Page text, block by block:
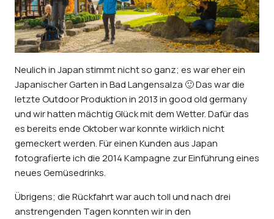
Neulich in Japan stimmt nicht so ganz; es war eher ein
Japanischer Garten in Bad Langensalza 🙂 Das war die
letzte Outdoor Produktion in 2013 in good old germany
und wir hatten mächtig Glück mit dem Wetter. Dafür das
es bereits ende Oktober war konnte wirklich nicht
gemeckert werden. Für einen Kunden aus Japan
fotografierte ich die 2014 Kampagne zur Einführung eines
neues Gemüsedrinks.
Übrigens; die Rückfahrt war auch toll und nach drei
anstrengenden Tagen konnten wir in den